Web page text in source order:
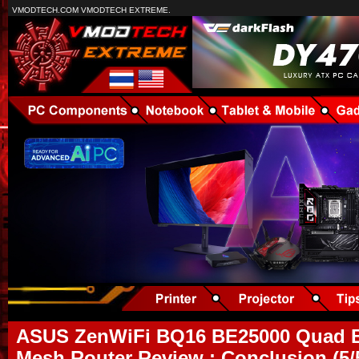
VMODTECH.COM VMODTECH EXTREME.
ASUS ZenWiFi BQ16 BE25000 Quad